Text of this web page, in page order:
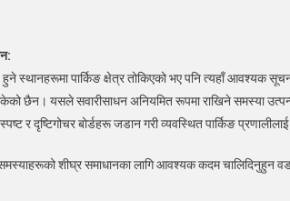
स्थानहरूमा पार्किङ क्षेत्र तोकिएको भए पनि त्यहाँ आवश्यक
छैन। यसले सवारीसाधन अनियमित रूपमा राखिने समस्या
र दृष्टिगोचर बोर्डहरू जडान गरी व्यवस्थित पार्किङ
समस्याहरूको शीघ्र समाधानका लागि आवश्यक कदम चालिदिनुहुन